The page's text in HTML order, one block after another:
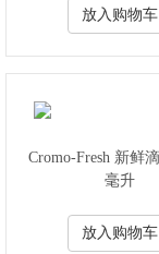
放入购物车
Cromo-Fresh 新鲜
毫升
放入购物车